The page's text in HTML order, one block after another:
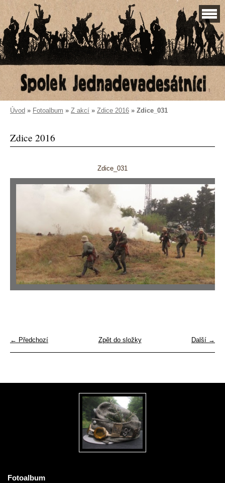
Úvod » Fotoalbum » Z akcí » Zdice 2016 » Zdice_031
Zdice 2016
Zdice_031
← Předchozí Další →
Zpět do složky
Fotoalbum